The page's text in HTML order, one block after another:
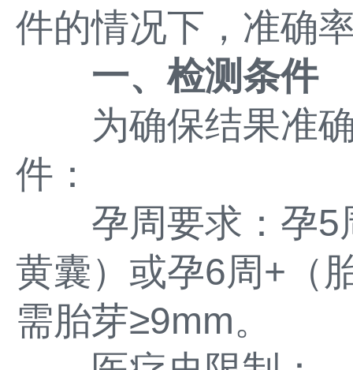
件的情况下，准确
一、检测条件
为确保结果准确
件：
孕周要求：孕5
黄囊）或孕6周+（
需胎芽≥9mm。